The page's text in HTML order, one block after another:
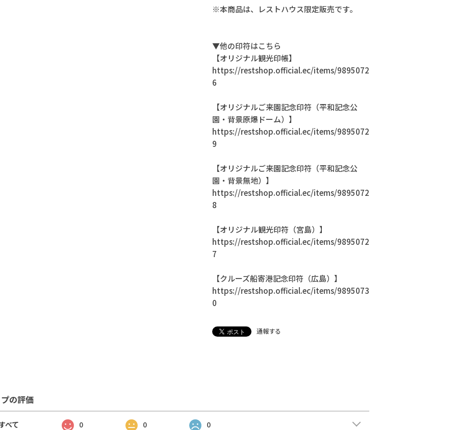
※本商品は、レストハウス限定販売です。
▼他の印符はこちら
【オリジナル観光印帳】
https://restshop.official.ec/items/9895072
6
【オリジナルご来園記念印符（平和記念公
園・背景原爆ドーム）】
https://restshop.official.ec/items/9895072
9
【オリジナルご来園記念印符（平和記念公
園・背景無地）】
https://restshop.official.ec/items/9895072
8
【オリジナル観光印符（宮島）】
https://restshop.official.ec/items/9895072
7
【クルーズ船寄港記念印符（広島）】
https://restshop.official.ec/items/9895073
0
通報する
の評価
べて 0 0 0